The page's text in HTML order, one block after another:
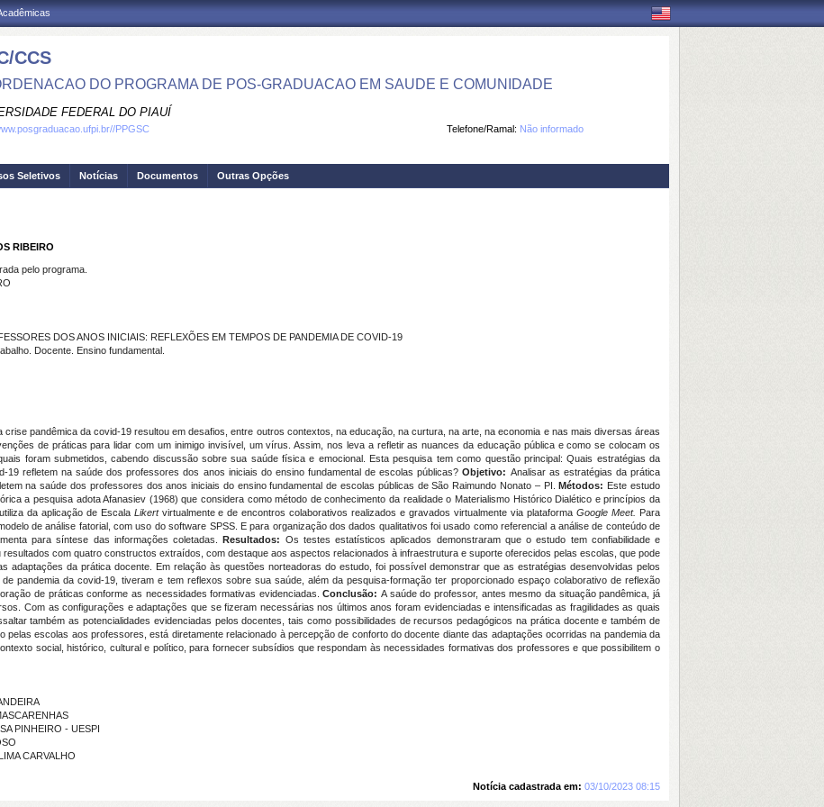
CCS
DO PROGRAMA DE POS-GRADUACAO EM SAUDE E COMUNIDADE
FEDERAL DO PIAUÍ
Telefone/Ramal: Não informado
PPGSC
Seletivos Notícias Documentos Outras Opções
RIBEIRO
pelo programa.
DOS ANOS INICIAIS: REFLEXÕES EM TEMPOS DE PANDEMIA DE COVID-19
Docente. Ensino fundamental.
crise pandêmica da covid-19 resultou em desafios, entre outros contextos, na educação, na curtura, na arte, na economia e nas mais diversas áreas
de práticas para lidar com um inimigo invisível, um vírus. Assim, nos leva a refletir as nuances da educação pública e como se colocam os
foram submetidos, cabendo discussão sobre sua saúde física e emocional. Esta pesquisa tem como questão principal: Quais estratégias da
19 refletem na saúde dos professores dos anos iniciais do ensino fundamental de escolas públicas?Objetivo: Analisar as estratégias da prática
na saúde dos professores dos anos iniciais do ensino fundamental de escolas públicas de São Raimundo Nonato – PI.Métodos: Este estudo
a pesquisa adota Afanasiev (1968) que considera como método de conhecimento da realidade o Materialismo Histórico Dialético e princípios da
da aplicação de Escala Likertvirtualmente e de encontros colaborativos realizados e gravados virtualmente via plataformaGoogle Meet. Para
de análise fatorial, com uso do software SPSS. E para organização dos dados qualitativos foi usado como referencial a análise de conteúdo de
para síntese das informações coletadas.Resultados: Os testes estatísticos aplicados demonstraram que o estudo tem confiabilidade e
resultados com quatro constructos extraídos, com destaque aos aspectos relacionados à infraestrutura e suporte oferecidos pelas escolas, que pode
adaptações da prática docente. Em relação às questões norteadoras do estudo, foi possível demonstrar que as estratégias desenvolvidas pelos
pandemia da covid-19, tiveram e tem reflexos sobre sua saúde, além da pesquisa-formação ter proporcionado espaço colaborativo de reflexão
de práticas conforme as necessidades formativas evidenciadas.Conclusão:A saúde do professor, antes mesmo da situação pandêmica, já
Com as configurações e adaptações que se fizeram necessárias nos últimos anos foram evidenciadas e intensificadas as fragilidades as quais
também as potencialidades evidenciadas pelos docentes, tais como possibilidades de recursos pedagógicos na prática docente e também de
pelas escolas aos professores, está diretamente relacionado à percepção de conforto do docente diante das adaptações ocorridas na pandemia da
social, histórico, cultural e político, para fornecer subsídios que respondam às necessidades formativas dos professores e que possibilitem o
PINHEIRO - UESPI
CARVALHO
Notícia cadastrada em: 03/10/2023 08:15